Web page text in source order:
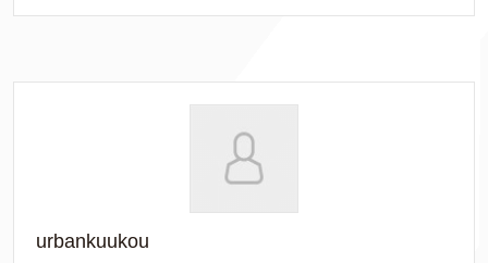
urbankuukou